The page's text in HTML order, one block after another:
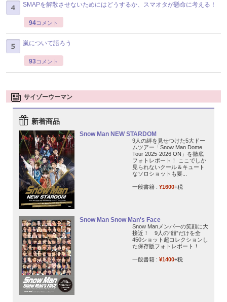
SMAPを解散させないためにはどうするか、スマオタが懸命に考える！
94コメント
嵐について語ろう
93コメント
サイゾーウーマン
新着商品
Snow Man NEW STARDOM
9人の絆を見せつけた5大ドー
ムツアー「Snow Man Dome
Tour 2025-2026 ON」を徹底
フォトレポート！ ここでしか
見られないクール＆キュート
なソロショットも要...
一般書籍 : ¥1600+税
Snow Man Snow Man's Face
Snow Manメンバーの笑顔に大
接近！ 9人の“顔”だけを全
450ショット超コレクションし
た保存版フォトレポート！
一般書籍 : ¥1400+税